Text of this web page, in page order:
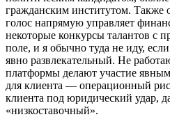
гражданским институтом. Также
голос напрямую управляет
некоторые конкурсы талантов с
поле, и я обычно туда не иду,
явно развлекательный. Не
платформы делают участие
для клиента — операционный
клиента под юридический удар,
«низкоставочный».